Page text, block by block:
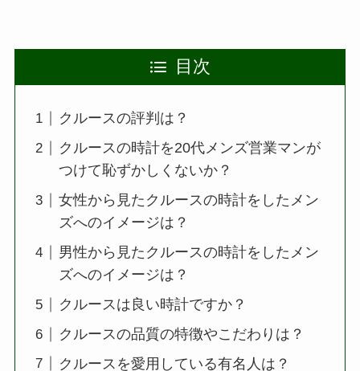
目次
クルースの評判は？
クルースの時計を20代メンズ営業マンが
つけて恥ずかしくないか？
女性から見たクルースの時計をしたメン
ズへのイメージは？
男性から見たクルースの時計をしたメン
ズへのイメージは？
クルースは良い時計ですか？
クルースの品質の特徴やこだわりは？
クルースを愛用している有名人は？